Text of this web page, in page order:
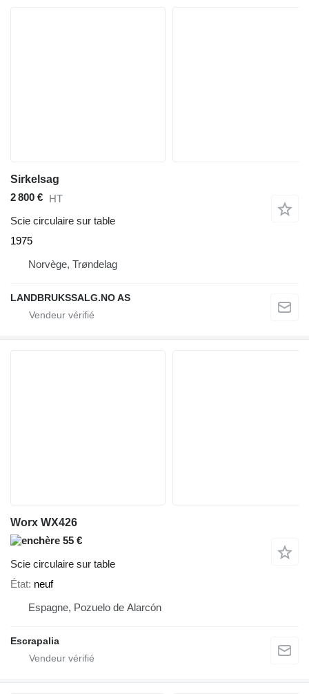
Sirkelsag
2 800 € HT
Scie circulaire sur table
1975
Norvège, Trøndelag
LANDBRUKSSALG.NO AS
Worx WX426
55 €
Scie circulaire sur table
État neuf
Espagne, Pozuelo de Alarcón
Escrapalia